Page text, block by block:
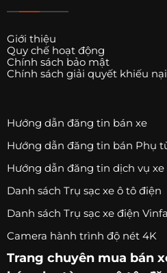
Giới thiệu
Quy chế hoạt động
Chính sách bảo mật
Chính sách giải quyết khiếu nại
Hướng dẫn đăng tin bán xe
Hướng dẫn đăng tin bán Phụ
Hướng dẫn đăng tin dịch vụ xe
Danh sách Trụ sạc xe ô tô điện
Danh sách Trụ sạc xe điện
Camera hành trình độ nét 4K
Trang chuyên mua bán